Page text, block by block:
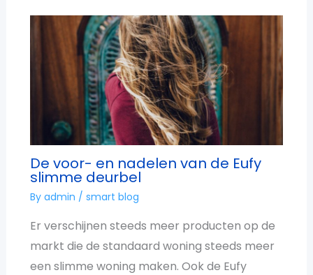
De voor- en nadelen van de Eufy
slimme deurbel
By admin / smart blog
Er verschijnen steeds meer producten op de
markt die de standaard woning steeds meer
een slimme woning maken. Ook de Eufy